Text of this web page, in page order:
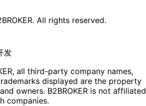
All rights reserved.
发
all third-party company names,
displayed are the property
owners. B2BROKER is not affiliated
companies.